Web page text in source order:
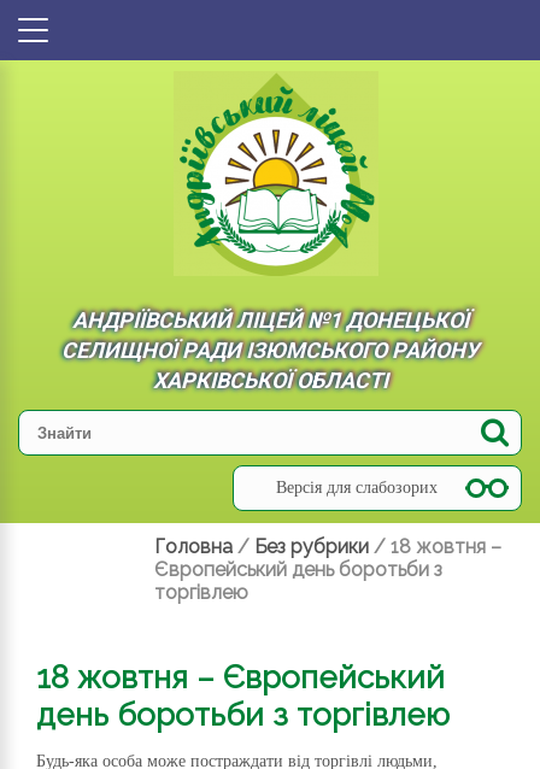
АНДРІЇВСЬКИЙ ЛІЦЕЙ №1 ДОНЕЦЬКОЇ
СЕЛИЩНОЇ РАДИ ІЗЮМСЬКОГО РАЙОНУ
ХАРКІВСЬКОЇ ОБЛАСТІ
Версія для слабозорих
Головна / Без рубрики / 18 жовтня –
Європейський день боротьби з
торгівлею
18 жовтня – Європейський
день боротьби з торгівлею
Будь-яка особа може постраждати від торгівлі людьми,